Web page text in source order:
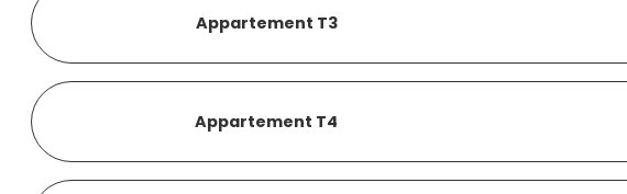
Appartement T3
Appartement T4